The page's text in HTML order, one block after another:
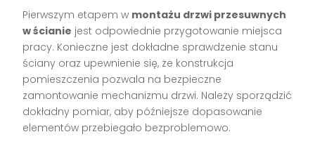
Pierwszym etapem w montażu drzwi przesuwnych
w ścianie jest odpowiednie przygotowanie miejsca
pracy. Konieczne jest dokładne sprawdzenie stanu
ściany oraz upewnienie się, że konstrukcja
pomieszczenia pozwala na bezpieczne
zamontowanie mechanizmu drzwi. Należy sporządzić
dokładny pomiar, aby późniejsze dopasowanie
elementów przebiegało bezproblemowo.